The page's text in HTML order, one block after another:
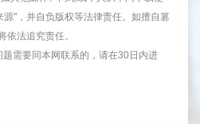
"，并自负版权等法律责任。如擅自篡
依法追究责任。
需要同本网联系的，请在30日内进